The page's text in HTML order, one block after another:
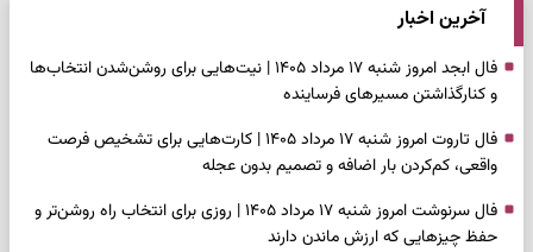
آخرین اخبار
فال ابجد امروز شنبه ۱۷ مرداد ۱۴۰۵ | نیت‌هایی برای روشن‌شدن انتخاب‌ها
و کنارگذاشتن مسیرهای فرساینده
فال تاروت امروز شنبه ۱۷ مرداد ۱۴۰۵ | کارت‌هایی برای تشخیص فرصت
واقعی، کم‌کردن بار اضافه و تصمیم بدون عجله
فال سرنوشت امروز شنبه ۱۷ مرداد ۱۴۰۵ | روزی برای انتخاب راه روشن‌تر و
حفظ چیزهایی که ارزش ماندن دارند